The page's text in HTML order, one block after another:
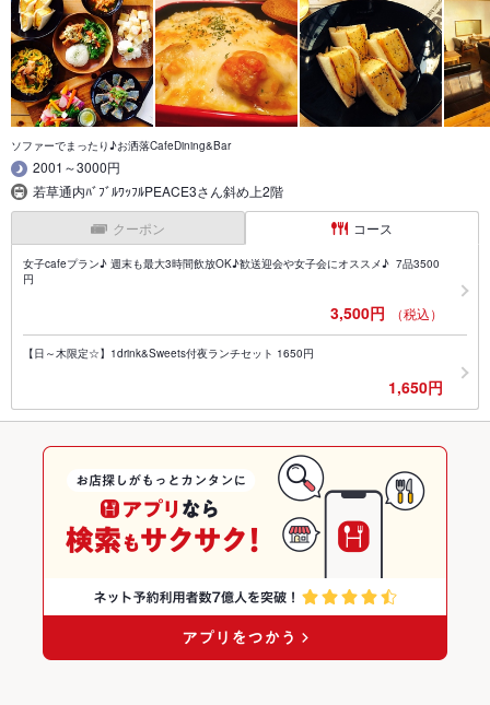
ソファーでまったり♪お洒落CafeDining&Bar
2001～3000円
若草通内ﾊﾞﾌﾞﾙﾜｯﾌﾙPEACE3さん斜め上2階
クーポン コース
女子cafeプラン♪ 週末も最大3時間飲放OK♪歓送迎会や女子会にオススメ♪ 7品3500
円
3,500円 （税込）
【日～木限定☆】1drink&Sweets付夜ランチセット 1650円
1,650円